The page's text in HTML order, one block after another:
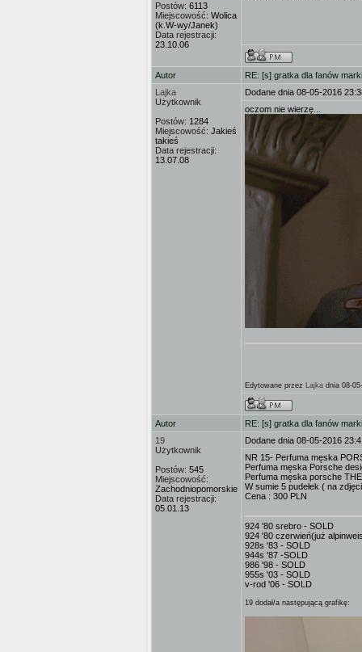
Postów: 6113
Miejscowość: Wolica
(k.W-wy/Janek)
Data rejestracji:
23.10.06
Autor
RE: [s] gratka dla fanów marki
Lajka
Użytkownik
Postów: 1284
Miejscowość: Jakieś
takieś
Data rejestracji:
13.07.08
Dodane dnia 08-05-2016
oczom nie wierzę...
Edytowane przez Lajka dnia 08-
Autor
RE: [s] gratka dla fanów marki
19
Użytkownik
Postów: 545
Miejscowość:
Zachodniopomorskie
Data rejestracji:
05.01.13
Dodane dnia 08-05-2016
NR 15- Perfuma męska
Perfuma męska Porsche
Perfuma męska porsche
W sumie 5 pudełek ( na
Cena : 300 PLN
924 '80 srebro - SOLD
924 '80 czerwień(już
928s '83 - SOLD
944s '87 -SOLD
986 '98 - SOLD
955s '03 - SOLD
v-rod '06 - SOLD
19 dodał/a następującą grafikę: